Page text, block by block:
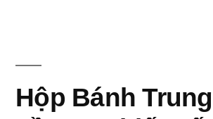
Trọng
Hộp Bánh